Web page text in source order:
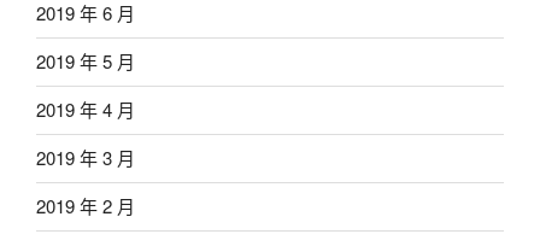
2019 年 6 月
2019 年 5 月
2019 年 4 月
2019 年 3 月
2019 年 2 月